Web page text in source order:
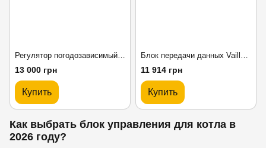
Регулятор погодозависимый Vaillant multiMATIC VRC 700/6
13 000 грн
Купить
Блок передачи данных Vaillant VR 940 с WLAN соединением
11 914 грн
Купить
Как выбрать блок управления для котла в
2026 году?